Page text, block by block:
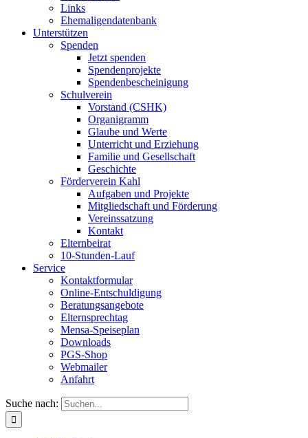
Links
Ehemaligendatenbank
Unterstützen
Spenden
Jetzt spenden
Spendenprojekte
Spendenbescheinigung
Schulverein
Vorstand (CSHK)
Organigramm
Glaube und Werte
Unterricht und Erziehung
Familie und Gesellschaft
Geschichte
Förderverein Kahl
Aufgaben und Projekte
Mitgliedschaft und Förderung
Vereinssatzung
Kontakt
Elternbeirat
10-Stunden-Lauf
Service
Kontaktformular
Online-Entschuldigung
Beratungsangebote
Elternsprechtag
Mensa-Speiseplan
Downloads
PGS-Shop
Webmailer
Anfahrt
Suche nach: